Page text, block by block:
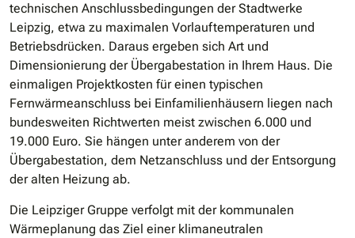
technischen Anschlussbedingungen der Stadtwerke
Leipzig, etwa zu maximalen Vorlauftemperaturen und
Betriebsdrücken. Daraus ergeben sich Art und
Dimensionierung der Übergabestation in Ihrem Haus. Die
einmaligen Projektkosten für einen typischen
Fernwärmeanschluss bei Einfamilienhäusern liegen nach
bundesweiten Richtwerten meist zwischen 6.000 und
19.000 Euro. Sie hängen unter anderem von der
Übergabestation, dem Netzanschluss und der Entsorgung
der alten Heizung ab.
Die Leipziger Gruppe verfolgt mit der kommunalen
Wärmeplanung das Ziel einer klimaneutralen